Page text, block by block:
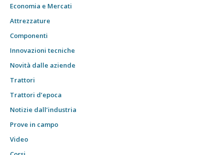
Economia e Mercati
Attrezzature
Componenti
Innovazioni tecniche
Novità dalle aziende
Trattori
Trattori d’epoca
Notizie dall’industria
Prove in campo
Video